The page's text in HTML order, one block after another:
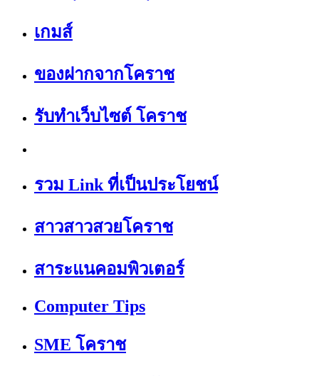
เกมส์
ของฝากจากโคราช
รับทำเว็บไซต์ โคราช
รวม Link ที่เป็นประโยชน์
สาวสาวสวยโคราช
สาระแนคอมพิวเตอร์
Computer Tips
SME โคราช